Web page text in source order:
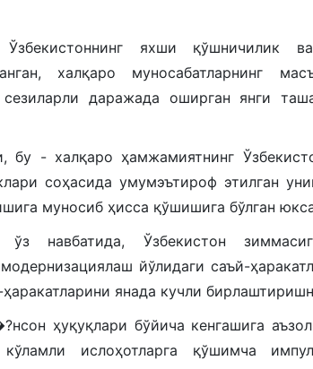
яхши қўшничилик
халқаро муносабатларнинг
даражада оширган янги
бу - халқаро ҳамжамиятнинг
соҳасида умумэътироф этилган
муносиб ҳисса қўшишига бўлган
навбатида, Ўзбекистон
йўлидаги саъй-
янада кучли
ҳуқуқлари бўйича кенгашига
кўламли ислоҳотларга қўшимча